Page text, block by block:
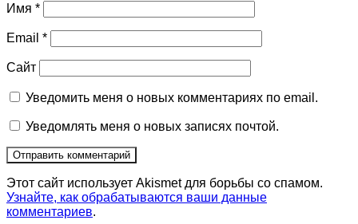
Имя *
Email *
Сайт
Уведомить меня о новых комментариях по email.
Уведомлять меня о новых записях почтой.
Этот сайт использует Akismet для борьбы со спамом.
Узнайте, как обрабатываются ваши данные
комментариев.